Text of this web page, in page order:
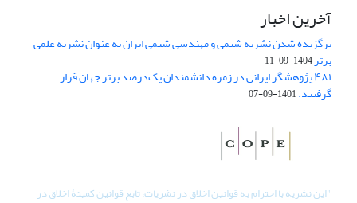
آخرین اخبار
برگزیده شدن نشریه شیمی و مهندسی شیمی ایران به عنوان نشریه علمی
برتر1404-09-11
۴۸۱ پژوهشگر ایرانی در زمره دانشمندان یک‌درصد برتر جهان قرار
گرفتند.1401-09-07
"این نشریه با احترام به قوانین اخلاق در نشریات، تابع قوانین کمیتۀ اخلاق در